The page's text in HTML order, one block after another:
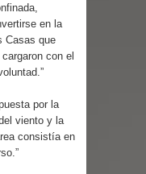
en la
Casas que
con el
por la
viento y la
consistía en